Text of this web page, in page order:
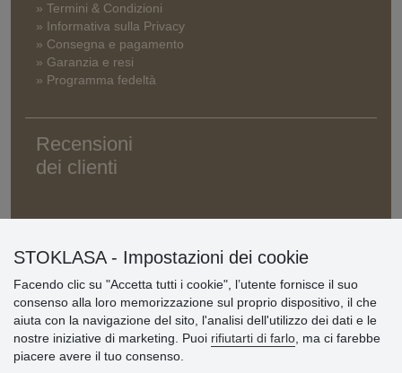
» Termini & Condizioni
» Informativa sulla Privacy
» Consegna e pagamento
» Garanzia e resi
» Programma fedeltà
Recensioni
dei clienti
STOKLASA - Impostazioni dei cookie
Facendo clic su "Accetta tutti i cookie", l’utente fornisce il suo
consenso alla loro memorizzazione sul proprio dispositivo, il che
aiuta con la navigazione del sito, l'analisi dell'utilizzo dei dati e le
nostre iniziative di marketing. Puoi rifiutarti di farlo , ma ci farebbe
piacere avere il tuo consenso.